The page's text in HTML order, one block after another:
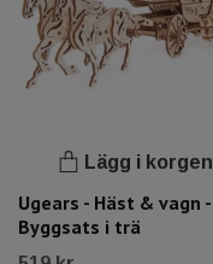
Lägg i korgen
Ugears - Häst & vagn -
Byggsats i trä